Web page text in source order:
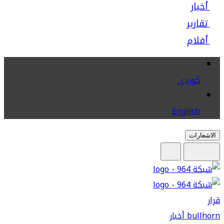
أخبار
تقارير
أفلام
كوردى
English
الاشعارات
قرار
bullhornأخبار